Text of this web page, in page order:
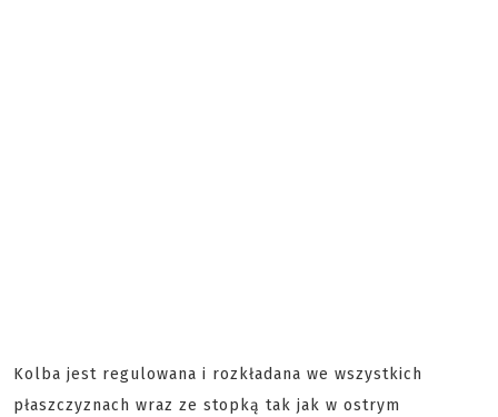
Kolba jest regulowana i rozkładana we wszystkich
płaszczyznach wraz ze stopką tak jak w ostrym